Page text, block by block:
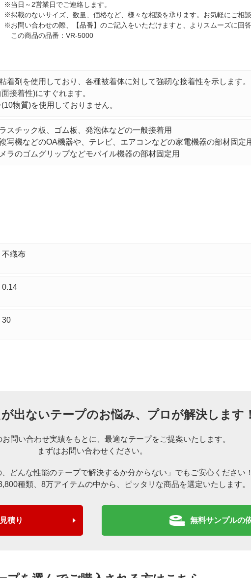
※当日～2営業日でご連絡します。
※掲載のないサイズ、数量、価格など、様々な相談を承ります。お気軽にご相談
※お問い合わせの際、【品番】のご記入をいただけますと、よりスムーズに回
この商品の品番：VR-5000
着剤を使用しており、各種被着体に対して強靭な接着性を示します。
接着性)にすぐれます。
物質)を使用しておりません。
スチック板、ゴム板、発泡体などの一般接着用
写機などのOA機器や、テレビ、エアコンなどの家電機器の部材固定
ラのゴムグリップなどモバイル機器の部材固定用
不織布
0.14
30
出ないテープのお悩み、 プロが解決します！
問い合わせ実績をもとに、 最適なテープをご提案いたします。
まずはお問い合わせください。
、どんな性能のテープで解決するか分からない」でもご安心ください！
種類、8万アイテムの中から、
ピッタリな商品を選定いたします。
積り 無料サンプルの